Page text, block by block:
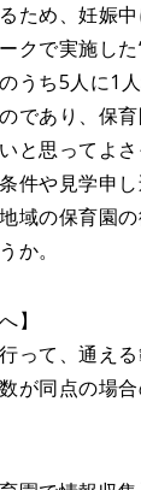
ため、妊娠
クで実施し
うち5人に1
であり、保
と思ってよさ
件や見学申
域の保育園
か。
】
って、通え
が同点の場